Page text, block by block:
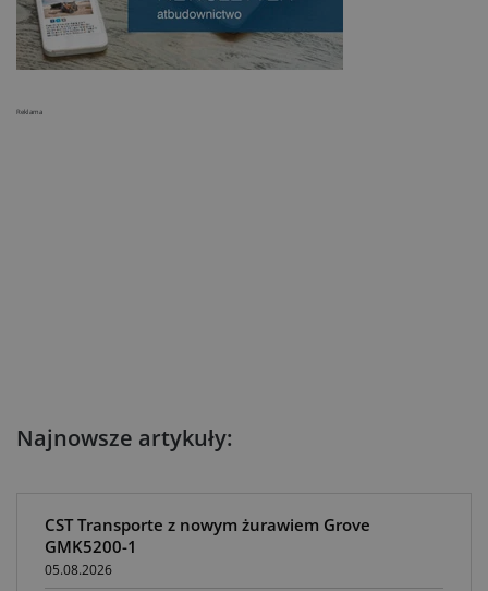
Najnowsze artykuły:
CST Transporte z nowym żurawiem Grove
GMK5200-1
05.08.2026
Reklama